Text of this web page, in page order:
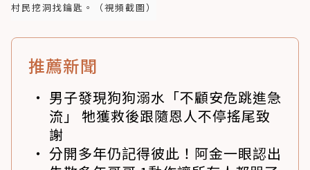
村民挖洞找鑰匙。（視頻截圖）
推薦新聞
男子發現狗狗溺水「不顧安危跳進急
流」 牠獲救後跟隨恩人不停搖尾致
謝
分開多年仍記得彼此！阿金一眼認出